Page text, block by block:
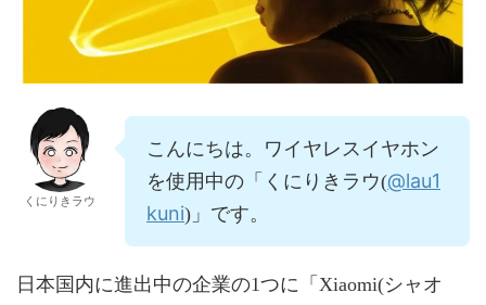
くにりきラウ
こんにちは。ワイヤレスイヤホン
を使用中の「くにりきラウ(@lau1
kuni)」です。
日本国内に進出中の企業の1つに「Xiaomi(シャオ